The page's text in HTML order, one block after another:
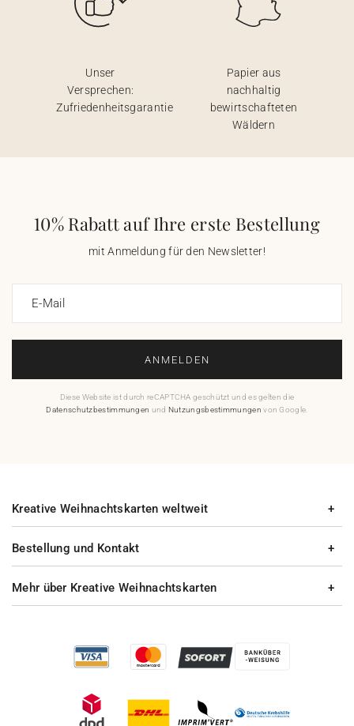
Unser
Versprechen:
Zufriedenheitsgarantie
Papier aus
nachhaltig
bewirtschafteten
Wäldern
10% Rabatt auf Ihre erste Bestellung
mit Anmeldung für den Newsletter!
E-Mail
ANMELDEN
Diese Website ist durch reCAPTCHA geschützt und es gelten die
Datenschutzbestimmungen und Nutzungsbestimmungen von Google.
Bestellung und Kontakt
Mehr über Kreative Weihnachtskarten
Kreative Weihnachtskarten weltweit